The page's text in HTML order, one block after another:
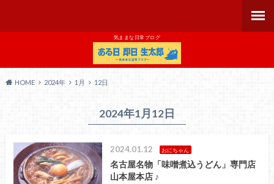
気ままな日常ブログ
HOME 2024年 1月 12日
2024年1月12日
2024.01.12 おにちゃん
名古屋名物「味噌煮込うどん」専門店
山本屋本店 ♪